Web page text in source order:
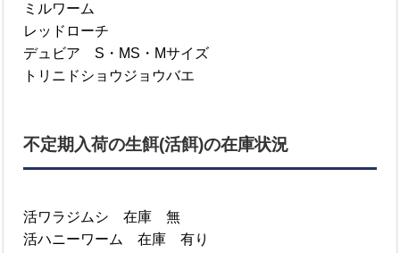
ミルワーム
レッドローチ
デュビア S・MS・Mサイズ
トリニドショウジョウバエ
不定期入荷の生餌(活餌)の在庫状況
活ワラジムシ 在庫 無
活ハニーワーム 在庫 有り